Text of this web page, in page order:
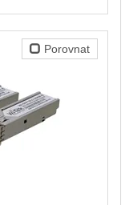
Porovnat